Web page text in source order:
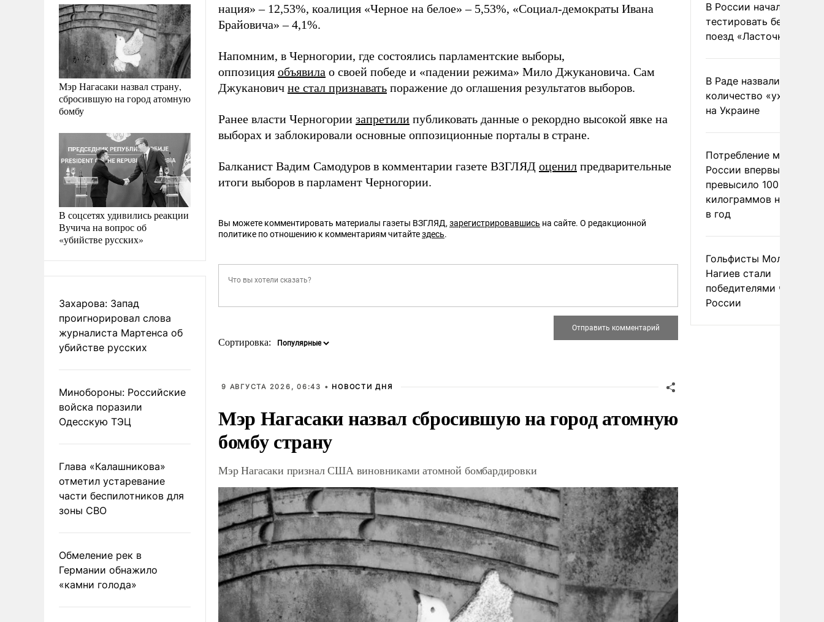
Мэр Нагасаки назвал страну,
сбросившую на город атомную
бомбу
В соцсетях удивились реакции
Вучича на вопрос об
«убийстве русских»
Захарова: Запад
проигнорировал слова
журналиста Мартенса об
убийстве русских
Минобороны: Российские
войска поразили
Одесскую ТЭЦ
Глава «Калашникова»
отметил устаревание
части беспилотников для
зоны СВО
Обмеление рек в
Германии обнажило
«камни голода»
нация» – 12,53%, коалиция «Черное на белое» – 5,53%, «Социал-демократы Ивана
Брайовича» – 4,1%.
Напомним, в Черногории, где состоялись парламентские выборы,
оппозиция объявила о своей победе и «падении режима» Мило Джукановича. Сам
Джуканович не стал признавать поражение до оглашения результатов выборов.
Ранее власти Черногории запретили публиковать данные о рекордно высокой явке на
выборах и заблокировали основные оппозиционные порталы в стране.
Балканист Вадим Самодуров в комментарии газете ВЗГЛЯД оценил предварительные
итоги выборов в парламент Черногории.
Вы можете комментировать материалы газеты ВЗГЛЯД, зарегистрировавшись на сайте. О редакционной
политике по отношению к комментариям читайтездесь.
Сортировка:
9 АВГУСТА 2026, 06:43 • НОВОСТИ ДНЯ
Мэр Нагасаки назвал сбросившую на город атомную
бомбу страну
Мэр Нагасаки признал США виновниками атомной бомбардировки
В России начали
тестировать
поезд «Ласточка»
В Раде назвали
количество
на Украине
Потребление мяса в
России впервые
превысило 100
килограммов на
в год
Гольфисты
Нагиев стали
победителями
России